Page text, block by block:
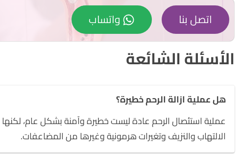
اتصل بنا واتساب
الأسئلة الشائعة
هل عملية ازالة الرحم خطيرة؟
عملية استئصال الرحم عادة ليست خطيرة وآمنة بشكل عام،
الالتهاب والنزيف وتغيرات هرمونية وغيرها من المضاعفات.